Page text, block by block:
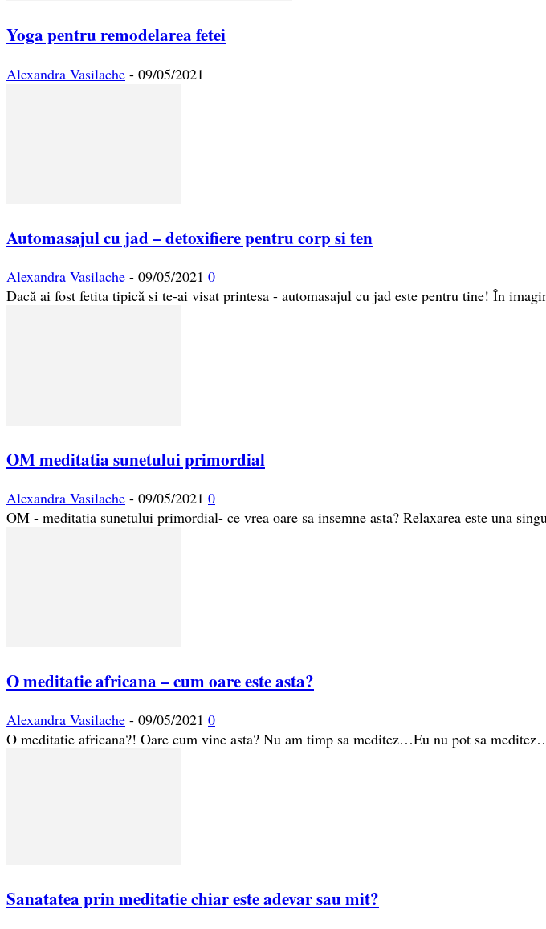
Yoga pentru remodelarea fetei
Alexandra Vasilache - 09/05/2021
Automasajul cu jad – detoxifiere pentru corp si ten
Alexandra Vasilache - 09/05/2021 0
Dacă ai fost fetita tipică si te-ai visat printesa - automasajul cu jad este pentru tine! În
OM meditatia sunetului primordial
Alexandra Vasilache - 09/05/2021 0
OM - meditatia sunetului primordial- ce vrea oare sa insemne asta? Relaxarea este una
O meditatie africana – cum oare este asta?
Alexandra Vasilache - 09/05/2021 0
O meditatie africana?! Oare cum vine asta? Nu am timp sa meditez…Eu nu pot sa
Sanatatea prin meditatie chiar este adevar sau mit?